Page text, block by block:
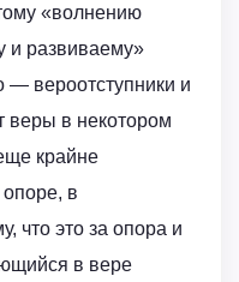
«волнению
и развиваему»
— вероотступники и
веры в некотором
крайне
в
что это за опора и
в вере